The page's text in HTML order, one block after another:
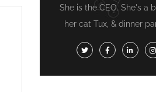
She is the CEO. She's a
her cat Tux, & dinner